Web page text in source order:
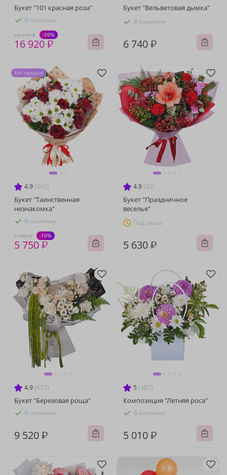
Букет "101 красная роза"
В наличии
18 710 ₽ -10%
16 920 ₽
Букет "Вельветовая дымка"
В наличии
6 740 ₽
4.9 (445)
Букет "Таинственная
незнакомка"
В наличии
6 390 ₽ -10%
5 750 ₽
Хит продаж
4.9 (42)
Букет "Праздничное
веселье"
Под заказ
5 630 ₽
4.9 (671)
Букет "Березовая роща"
В наличии
9 520 ₽
5 (487)
Композиция "Летняя роса"
В наличии
5 010 ₽